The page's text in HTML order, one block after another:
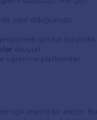
zayıf olduğunuzu
için bol bol pratik
okuyun.
öğrenme platformları
için önemli bir araçtır. Bu